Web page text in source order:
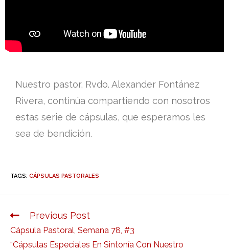
Nuestro pastor, Rvdo. Alexander Fontánez
Rivera, continúa compartiendo con nosotros
estas serie de cápsulas, que esperamos les
sea de bendición.
TAGS: CÁPSULAS PASTORALES
Previous Post
Cápsula Pastoral, Semana 78, #3
“Cápsulas Especiales En Sintonía Con Nuestro